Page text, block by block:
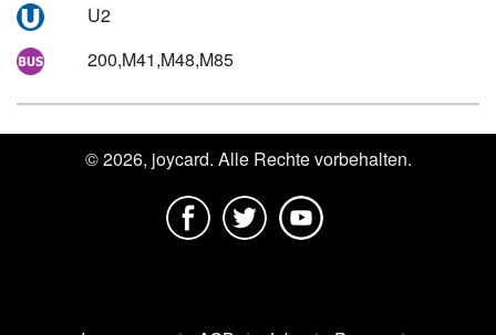
U2
200,M41,M48,M85
© 2026, joycard. Alle Rechte vorbehalten.